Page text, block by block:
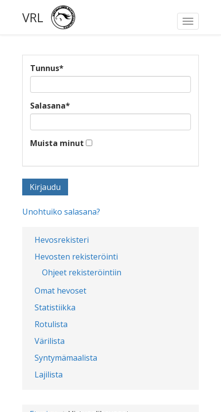
Toggle
VRL
Hevosrekisteri
Hevosten rekisteröinti
Ohjeet rekisteröintiin
Omat hevoset
Statistiikka
Rotulista
Värilista
Syntymämaalista
Lajilista
Tunnus*
Salasana*
Muista minut
Unohtuiko salasana?